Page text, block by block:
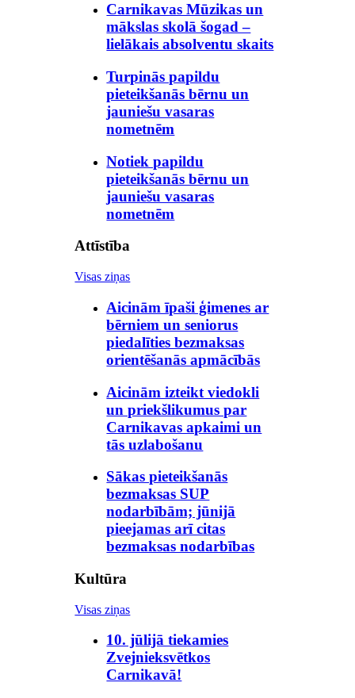
Carnikavas Mūzikas un
mākslas skolā šogad –
lielākais absolventu skaits
Turpinās papildu
pieteikšanās bērnu un
jauniešu vasaras
nometnēm
Notiek papildu
pieteikšanās bērnu un
jauniešu vasaras
nometnēm
Attīstība
Visas ziņas
Aicinām īpaši ģimenes ar
bērniem un seniorus
piedalīties bezmaksas
orientēšanās apmācībās
Aicinām izteikt viedokli
un priekšlikumus par
Carnikavas apkaimi un
tās uzlabošanu
Sākas pieteikšanās
bezmaksas SUP
nodarbībām; jūnijā
pieejamas arī citas
bezmaksas nodarbības
Kultūra
Visas ziņas
10. jūlijā tiekamies
Zvejnieksvētkos
Carnikavā!